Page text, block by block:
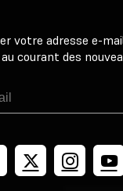
votre adresse e-
courant des